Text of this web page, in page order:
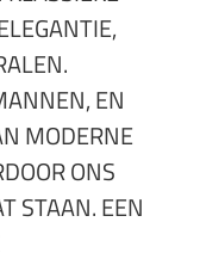
EN
MODERNE
ONS
STAAN. EEN